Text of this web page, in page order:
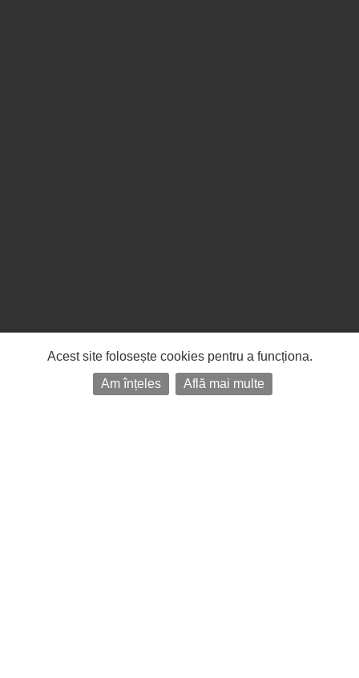
Acest site folosește cookies pentru a funcționa.
Am înțeles
Află mai multe